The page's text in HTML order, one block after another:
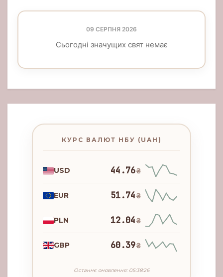
09 СЕРПНЯ 2026
Сьогодні значущих свят немає
КУРС ВАЛЮТ НБУ (UAH)
USD 44.76₴
EUR 51.74₴
PLN 12.04₴
GBP 60.39₴
Останнє оновлення: 05:38:26